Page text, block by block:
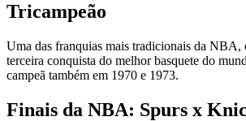
Tricampeão
Uma das franquias mais tradicionais da NBA,
terceira conquista do melhor basquete do
campeã também em 1970 e 1973.
Finais da NBA: Spurs x